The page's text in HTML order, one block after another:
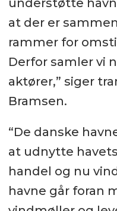
at der er
rammer for
Derfor samler vi
aktører,” siger
Bramsen.
“De danske
at udnytte
handel og nu
havne går foran